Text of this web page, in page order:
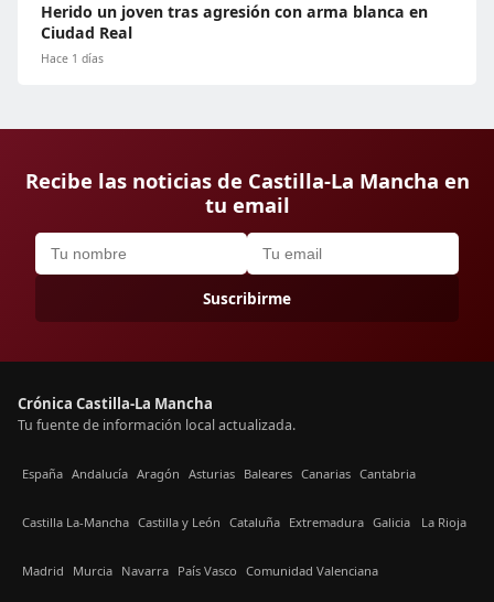
Herido un joven tras agresión con arma blanca en
Ciudad Real
Hace 1 días
Recibe las noticias de Castilla-La Mancha en
tu email
Suscribirme
Crónica Castilla-La Mancha
Tu fuente de información local actualizada.
España Andalucía Aragón Asturias Baleares Canarias Cantabria
Castilla La-Mancha Castilla y León Cataluña Extremadura Galicia La Rioja
Madrid Murcia Navarra País Vasco Comunidad Valenciana